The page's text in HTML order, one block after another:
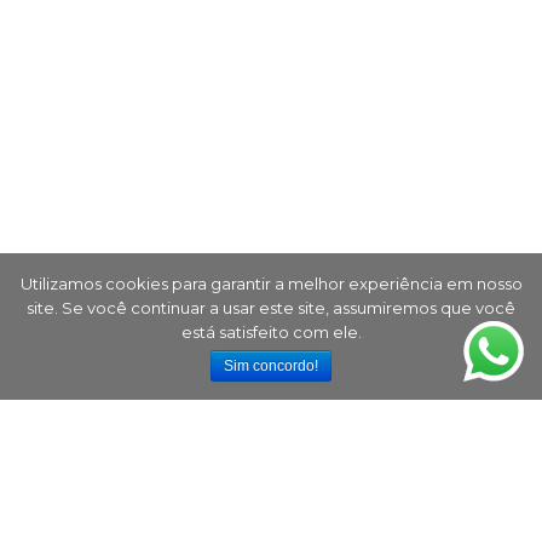
Utilizamos cookies para garantir a melhor experiência em nosso
site. Se você continuar a usar este site, assumiremos que você
está satisfeito com ele.
Sim concordo!